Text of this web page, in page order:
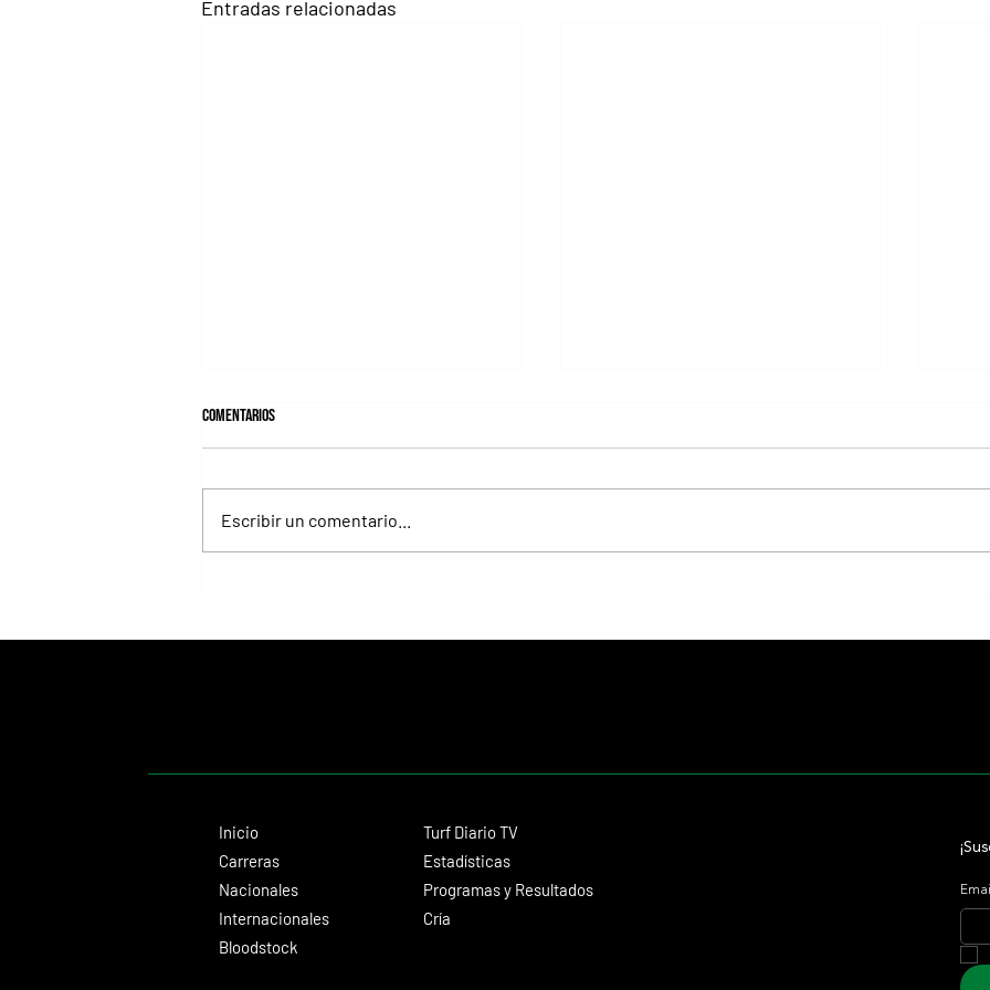
Entradas relacionadas
Comentarios
Escribir un comentario...
Inicio
Carreras
Nacionales
Internacionales
Bloodstock
Turf Diario TV
Estadísticas
Programas y Resultados
Cría
Email